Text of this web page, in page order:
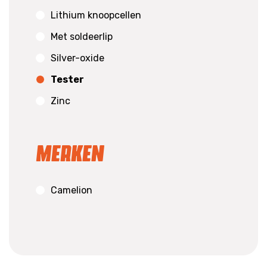
Lithium knoopcellen
Met soldeerlip
Silver-oxide
Tester
Zinc
Merken
Camelion